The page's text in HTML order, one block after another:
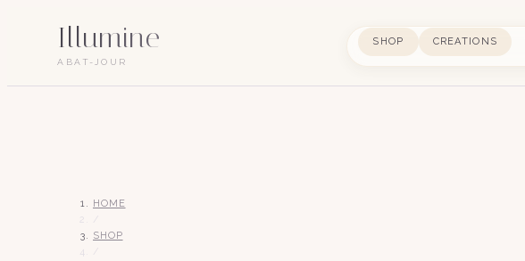
Illumine
ABAT-JOUR
SHOP CREATIONS
HOME
SHOP